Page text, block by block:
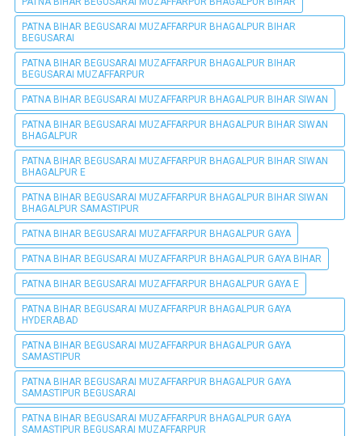
PATNA BIHAR BEGUSARAI MUZAFFARPUR BHAGALPUR BIHAR
BEGUSARAI
PATNA BIHAR BEGUSARAI MUZAFFARPUR BHAGALPUR BIHAR
BEGUSARAI MUZAFFARPUR
PATNA BIHAR BEGUSARAI MUZAFFARPUR BHAGALPUR BIHAR SIWAN
PATNA BIHAR BEGUSARAI MUZAFFARPUR BHAGALPUR BIHAR SIWAN
BHAGALPUR
PATNA BIHAR BEGUSARAI MUZAFFARPUR BHAGALPUR BIHAR SIWAN
BHAGALPUR E
PATNA BIHAR BEGUSARAI MUZAFFARPUR BHAGALPUR BIHAR SIWAN
BHAGALPUR SAMASTIPUR
PATNA BIHAR BEGUSARAI MUZAFFARPUR BHAGALPUR GAYA
PATNA BIHAR BEGUSARAI MUZAFFARPUR BHAGALPUR GAYA BIHAR
PATNA BIHAR BEGUSARAI MUZAFFARPUR BHAGALPUR GAYA E
PATNA BIHAR BEGUSARAI MUZAFFARPUR BHAGALPUR GAYA
HYDERABAD
PATNA BIHAR BEGUSARAI MUZAFFARPUR BHAGALPUR GAYA
SAMASTIPUR
PATNA BIHAR BEGUSARAI MUZAFFARPUR BHAGALPUR GAYA
SAMASTIPUR BEGUSARAI
PATNA BIHAR BEGUSARAI MUZAFFARPUR BHAGALPUR GAYA
SAMASTIPUR BEGUSARAI MUZAFFARPUR